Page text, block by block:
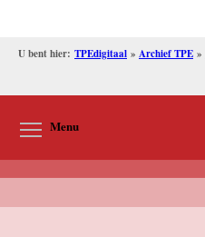
U bent hier: TPEdigitaal » Archief TPE »
Menu